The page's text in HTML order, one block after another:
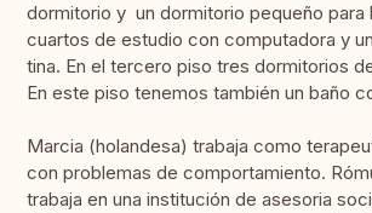
dormitorio y un dormitorio pequeño para
cuartos de estudio con computadora y
tina. En el tercero piso tres dormitorios
En este piso tenemos también un baño
Marcia (holandesa) trabaja como
con problemas de comportamiento.
trabaja en una institución de asesoria